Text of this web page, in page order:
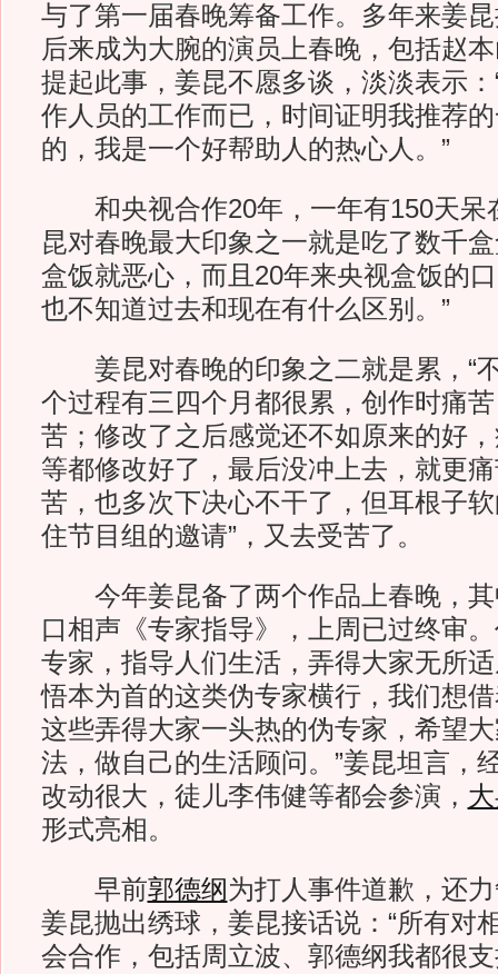
与了第一届春晚筹备工作。多年来姜
后来成为大腕的演员上春晚，包括赵
提起此事，姜昆不愿多谈，淡淡表示
作人员的工作而已，时间证明我推荐
的，我是一个好帮助人的热心人。”
和央视合作20年，一年有150天呆
昆对春晚最大印象之一就是吃了数千
盒饭就恶心，而且20年来央视盒饭的
也不知道过去和现在有什么区别。”
姜昆对春晚的印象之二就是累，“
个过程有三四个月都很累，创作时痛
苦；修改了之后感觉还不如原来的好
等都修改好了，最后没冲上去，就更
苦，也多次下决心不干了，但耳根子
住节目组的邀请”，又去受苦了。
今年姜昆备了两个作品上春晚，其
口相声《专家指导》，上周已过终审
专家，指导人们生活，弄得大家无所
悟本为首的这类伪专家横行，我们想
这些弄得大家一头热的伪专家，希望
法，做自己的生活顾问。”姜昆坦言，
改动很大，徒儿李伟健等都会参演，
形式亮相。
早前郭德纲为打人事件道歉，还
姜昆抛出绣球，姜昆接话说：“所有对
会合作，包括周立波、郭德纲我都很